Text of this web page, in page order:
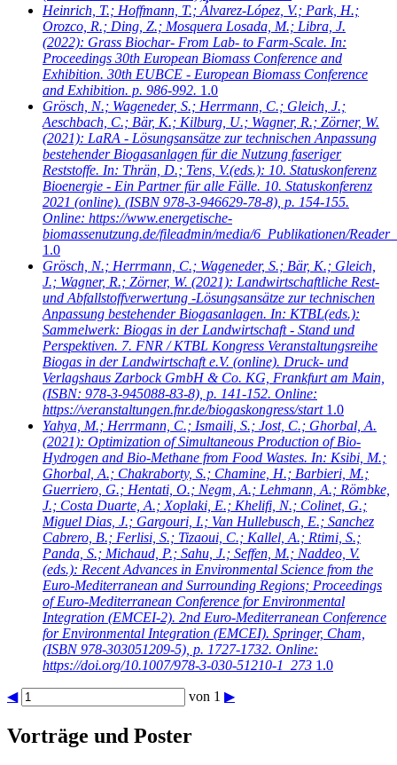
Heinrich, T.; Hoffmann, T.; Álvarez-López, V.; Park, H.;
Orozco, R.; Ding, Z.; Mosquera Losada, M.; Libra, J.
(2022): Grass Biochar- From Lab- to Farm-Scale. In:
Proceedings 30th European Biomass Conference and
Exhibition. 30th EUBCE - European Biomass Conference
and Exhibition. p. 986-992. 1.0
Grösch, N.; Wageneder, S.; Herrmann, C.; Gleich, J.;
Aeschbach, C.; Bär, K.; Kilburg, U.; Wagner, R.; Zörner, W.
(2021): LaRA - Lösungsansätze zur technischen Anpassung
bestehender Biogasanlagen für die Nutzung faseriger
Reststoffe. In: Thrän, D.; Tens, V.(eds.): 10. Statuskonferenz
Bioenergie - Ein Partner für alle Fälle. 10. Statuskonferenz
2021 (online). (ISBN 978-3-946629-78-8), p. 154-155.
Online: https://www.energetische-
biomassenutzung.de/fileadmin/media/6_Publikationen/
1.0
Grösch, N.; Herrmann, C.; Wageneder, S.; Bär, K.; Gleich,
J.; Wagner, R.; Zörner, W. (2021): Landwirtschaftliche Rest-
und Abfallstoffverwertung -Lösungsansätze zur technischen
Anpassung bestehender Biogasanlagen. In: KTBL(eds.):
Sammelwerk: Biogas in der Landwirtschaft - Stand und
Perspektiven. 7. FNR / KTBL Kongress Veranstaltungsreihe
Biogas in der Landwirtschaft e.V. (online). Druck- und
Verlagshaus Zarbock GmbH & Co. KG, Frankfurt am Main,
(ISBN: 978-3-945088-83-8), p. 141-152. Online:
https://veranstaltungen.fnr.de/biogaskongress/start 1.0
Yahya, M.; Herrmann, C.; Ismaili, S.; Jost, C.; Ghorbal, A.
(2021): Optimization of Simultaneous Production of Bio-
Hydrogen and Bio-Methane from Food Wastes. In: Ksibi, M.;
Ghorbal, A.; Chakraborty, S.; Chamine, H.; Barbieri, M.;
Guerriero, G.; Hentati, O.; Negm, A.; Lehmann, A.; Römbke,
J.; Costa Duarte, A.; Xoplaki, E.; Khelifi, N.; Colinet, G.;
Miguel Dias, J.; Gargouri, I.; Van Hullebusch, E.; Sanchez
Cabrero, B.; Ferlisi, S.; Tizaoui, C.; Kallel, A.; Rtimi, S.;
Panda, S.; Michaud, P.; Sahu, J.; Seffen, M.; Naddeo, V.
(eds.): Recent Advances in Environmental Science from the
Euro-Mediterranean and Surrounding Regions; Proceedings
of Euro-Mediterranean Conference for Environmental
Integration (EMCEI-2). 2nd Euro-Mediterranean Conference
for Environmental Integration (EMCEI). Springer, Cham,
(ISBN 978-303051209-5), p. 1727-1732. Online:
https://doi.org/10.1007/978-3-030-51210-1_273 1.0
◀ von 1 ▶
Vorträge und Poster